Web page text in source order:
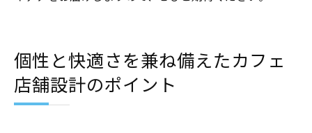
個性と快適さを兼ね備えたカフェ
店舗設計のポイント